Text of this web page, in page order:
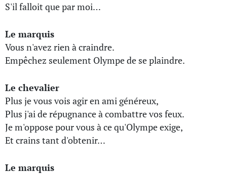
S'il falloit que par moi…
Le marquis
Vous n'avez rien à craindre.
Empêchez seulement Olympe de se plaindre.
Le chevalier
Plus je vous vois agir en ami généreux,
Plus j'ai de répugnance à combattre vos feux.
Je m'oppose pour vous à ce qu'Olympe exige,
Et crains tant d'obtenir…
Le marquis